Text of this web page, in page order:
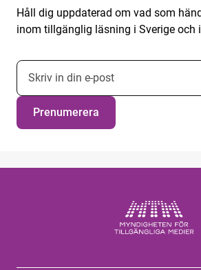
Håll dig uppdaterad om vad som
inom tillgänglig läsning i Sverige och
E-postadress
Prenumerera